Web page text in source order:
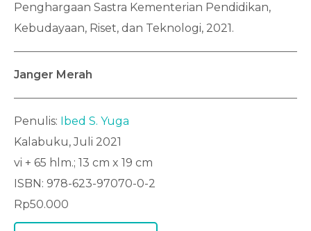
Penghargaan Sastra Kementerian Pendidikan,
Kebudayaan, Riset, dan Teknologi, 2021.
Janger Merah
Penulis: Ibed S. Yuga
Kalabuku, Juli 2021
vi + 65 hlm.; 13 cm x 19 cm
ISBN: 978-623-97070-0-2
Rp50.000